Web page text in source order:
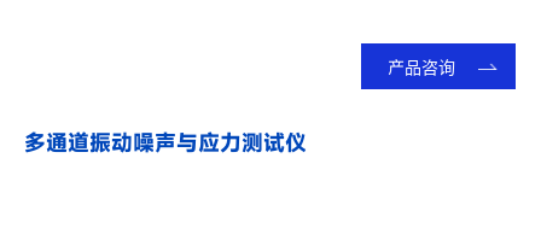
产品咨询
多通道振动噪声与应力测试仪